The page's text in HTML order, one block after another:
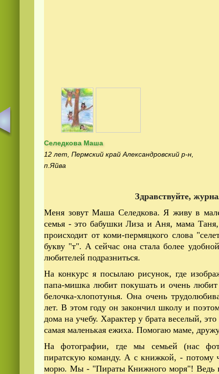
Селедкова Маша
12 лет, Пермский край Александровский р-н,
п.Яйва
Здравствуйте,
Меня зовут Маша Селедкова. Я живу в
семья - это бабушки Лиза и Аня, мама
происходит от коми-пермяцкого слова
букву "т". А сейчас она стала более
любителей подразниться.
На конкурс я посылаю рисунок, где
папа-мишка любит покушать и очень
белочка-хлопотунья. Она очень
лет. В этом году он закончил школу и
дома на учебу. Характер у брата веселый,
самая маленькая ежиха. Помогаю маме,
На фотографии, где мы семьей (нас
пиратскую команду. А с книжкой, -
морю. Мы - "Пираты Книжного моря"! Ведь
видеоонлайн